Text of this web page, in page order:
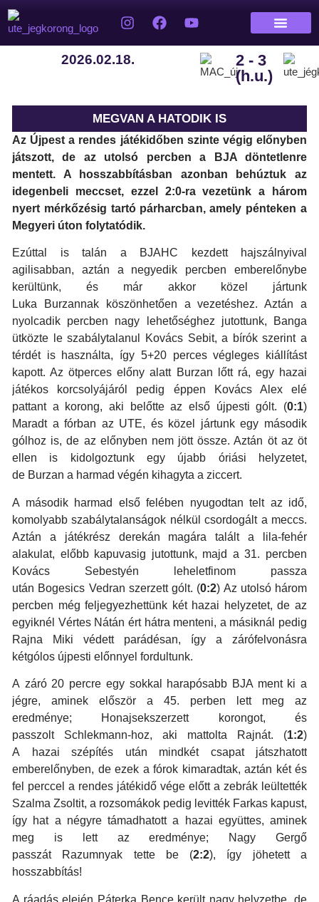
2026.02.18.
2 - 3
(h.u.)
MEGVAN A HATODIK IS
Az Újpest a rendes játékidőben szinte végig előnyben
játszott, de az utolsó percben a BJA döntetlenre
mentett. A hosszabbításban azonban behúztuk az
idegenbeli meccset, ezzel 2:0-ra vezetünk a három
nyert mérkőzésig tartó párharcban, amely pénteken a
Megyeri úton folytatódik.
Ezúttal is talán a BJAHC kezdett hajszálnyival
agilisabban, aztán a negyedik percben emberelőnybe
kerültünk, és már akkor közel jártunk
Luka Burzannak köszönhetően a vezetéshez. Aztán a
nyolcadik percben nagy lehetőséghez jutottunk, Banga
ütközte le szabálytalanul Kovács Sebit, a bírók szerint a
térdét is használta, így 5+20 perces végleges kiállítást
kapott. Az ötperces előny alatt Burzan lőtt rá, egy hazai
játékos korcsolyájáról pedig éppen Kovács Alex elé
pattant a korong, aki belőtte az első újpesti gólt. (0:1)
Maradt a fórban az UTE, és közel jártunk egy második
gólhoz is, de az előnyben nem jött össze. Aztán öt az öt
ellen is kidolgoztunk egy újabb óriási helyzetet,
de Burzan a harmad végén kihagyta a ziccert.
A második harmad első felében nyugodtan telt az idő,
komolyabb szabálytalanságok nélkül csordogált a meccs.
Aztán a játékrész derekán magára talált a lila-fehér
alakulat, előbb kapuvasig jutottunk, majd a 31. percben
Kovács Sebestyén leheletfinom passza
után Bogesics Vedran szerzett gólt. (0:2) Az utolsó három
percben még feljegyezhettünk két hazai helyzetet, de az
egyiknél Vértes Nátán ért hátra menteni, a másiknál pedig
Rajna Miki védett parádésan, így a zárófelvonásra
kétgólos újpesti előnnyel fordultunk.
A záró 20 percre egy sokkal harapósabb BJA ment ki a
jégre, aminek először a 45. perben lett meg az
eredménye; Honajsekszerzett korongot, és
passzolt Schlekmann-hoz, aki mattolta Rajnát. (1:2)
A hazai szépítés után mindkét csapat játszhatott
emberelőnyben, de ezek a fórok kimaradtak, aztán két és
fel perccel a rendes játékidő vége előtt a zebrák leültették
Szalma Zsoltit, a rozsomákok pedig levitték Farkas kapust,
így hat a négyre támadhatott a hazai együttes, aminek
meg is lett az eredménye; Nagy Gergő
passzát Razumnyak tette be (2:2), így jöhetett a
hosszabbítás!
A ráadás elején Páterka Bence került nagy helyzetbe, de